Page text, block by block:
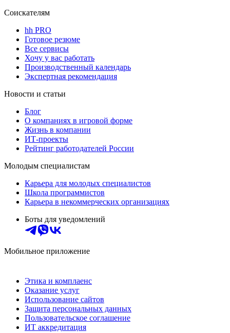
Соискателям
hh PRO
Готовое резюме
Все сервисы
Хочу у вас работать
Производственный календарь
Экспертная рекомендация
Новости и статьи
Блог
О компаниях в игровой форме
Жизнь в компании
ИТ-проекты
Рейтинг работодателей России
Молодым специалистам
Карьера для молодых специалистов
Школа программистов
Карьера в некоммерческих организациях
Боты для уведомлений
Мобильное приложение
Этика и комплаенс
Оказание услуг
Использование сайтов
Защита персональных данных
Пользовательское соглашение
ИТ аккредитация